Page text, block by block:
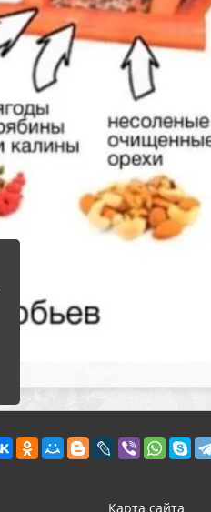
Карта сайта